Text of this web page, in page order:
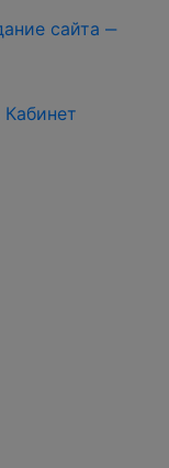
сайта ‒
Кабинет